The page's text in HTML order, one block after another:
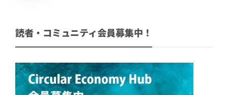
読者・コミュニティ会員募集中！